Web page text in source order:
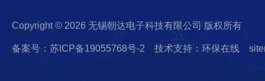
Copyright © 2026 无锡朝达电子科技有限公司 版权所有
备案号：苏ICP备19055768号-2 技术支持：环保在线